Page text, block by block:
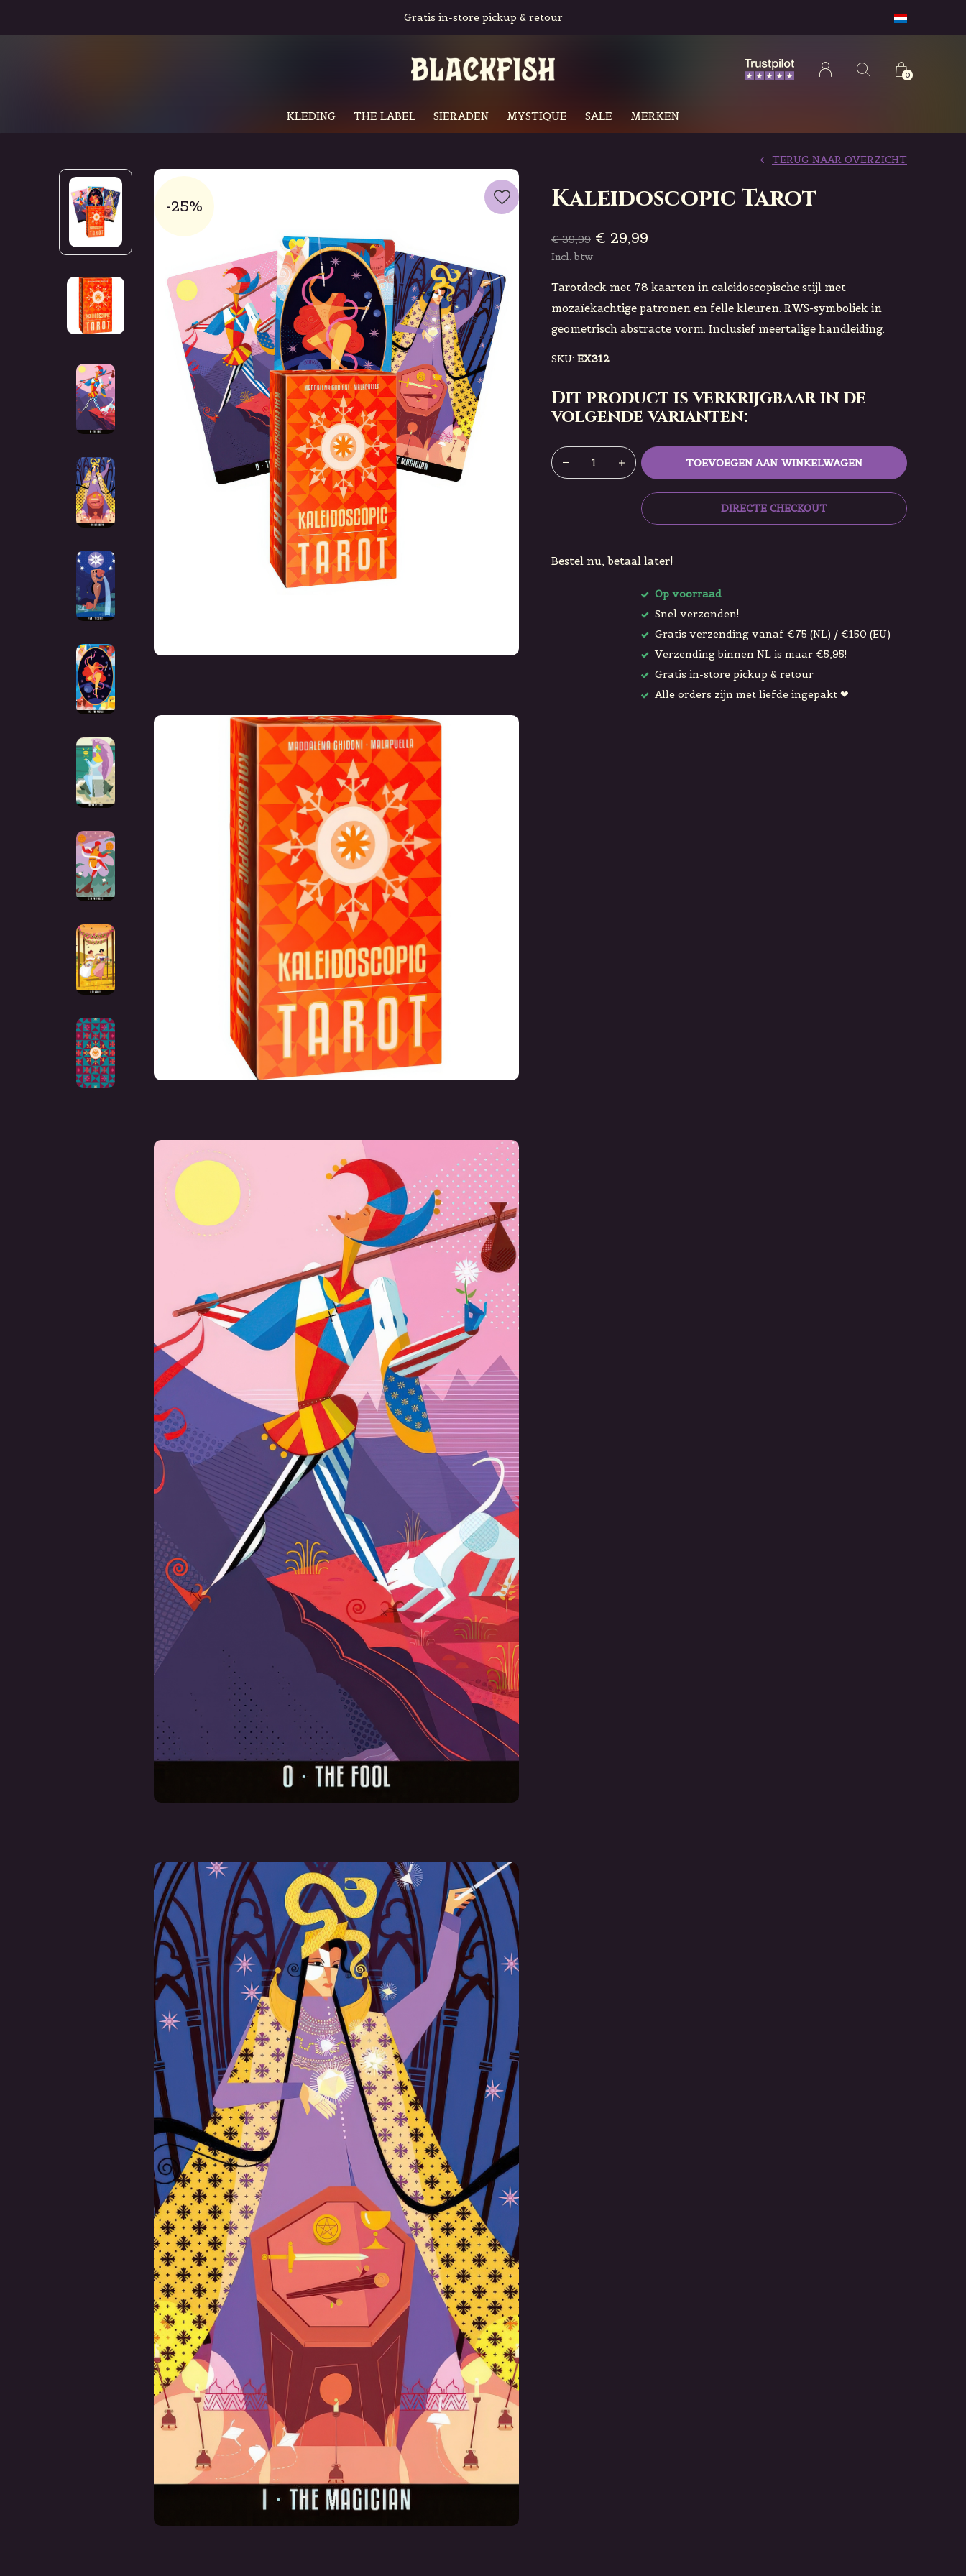
KLEDING THE LABEL SIERADEN MYSTIQUE SALE MERKEN
0
Gratis in-store pickup & retour
-25% Kaleidoscopic Tarot
TERUG NAAR OVERZICHT
€ 39,99 € 29,99
Incl. btw
Tarotdeck met 78 kaarten in caleidoscopische stijl met
mozaïekachtige patronen en felle kleuren. RWS-symboliek in
geometrisch abstracte vorm. Inclusief meertalige handleiding.
SKU: EX312
Dit product is verkrijgbaar in de
volgende varianten:
TOEVOEGEN AAN WINKELWAGEN
DIRECTE CHECKOUT
Bestel nu, betaal later!
Op voorraad
Snel verzonden!
Gratis verzending vanaf €75 (NL) / €150 (EU)
Verzending binnen NL is maar €5,95!
Gratis in-store pickup & retour
Alle orders zijn met liefde ingepakt ❤